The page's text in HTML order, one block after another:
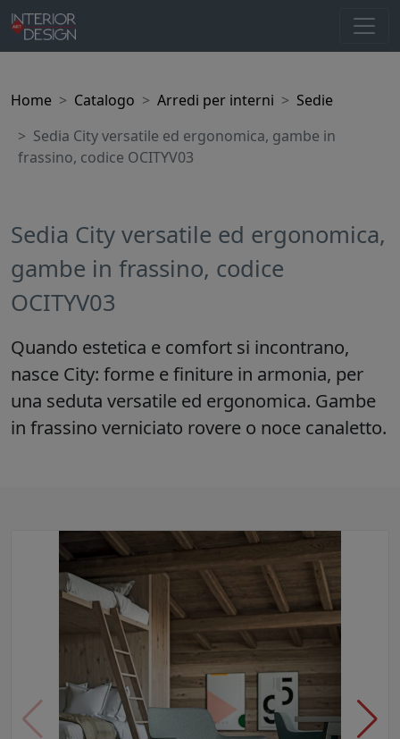
Home Catalogo Arredi per interni
Sedie
Sedia City versatile ed ergonomica, gambe in
frassino, codice OCITYV03
Sedia City versatile ed ergonomica,
gambe in frassino, codice
OCITYV03
Quando estetica e comfort si incontrano,
nasce City: forme e finiture in armonia, per
una seduta versatile ed ergonomica. Gambe
in frassino verniciato rovere o noce canaletto.